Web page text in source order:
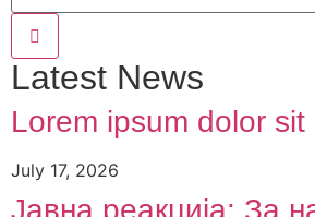
Latest News
Lorem ipsum dolor sit
July 17, 2026
Јавна реакција: Зa